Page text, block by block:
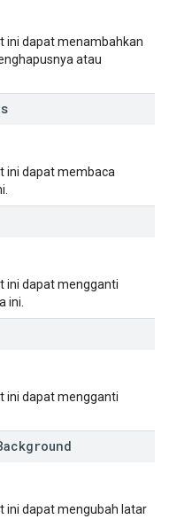
ini dapat menambahkan
atau
ini dapat membaca
ini dapat mengganti
ini.
ini dapat mengganti
ini dapat mengubah latar